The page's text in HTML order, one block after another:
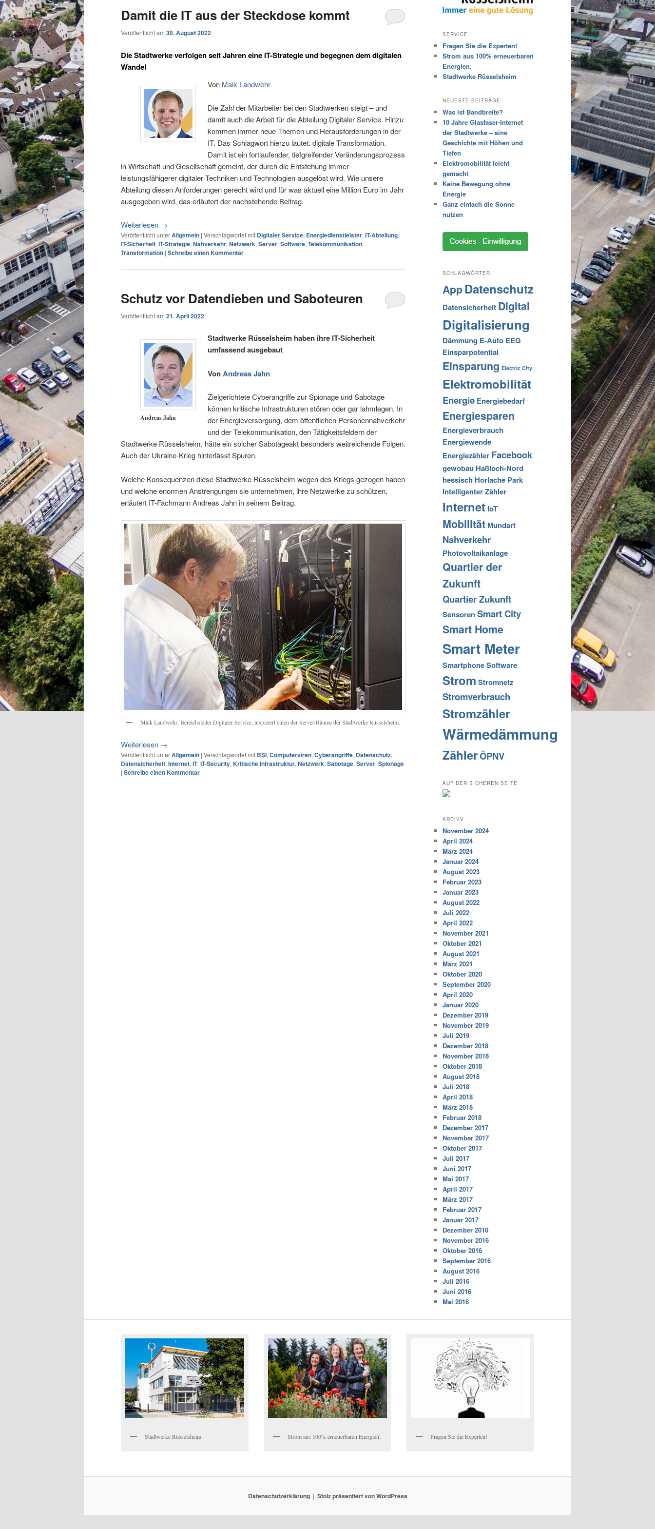
Damit die IT aus der Steckdose kommt
Veröffentlicht am 30. August 2022
Die Stadtwerke verfolgen seit Jahren eine IT-Strategie und begegnen dem digitalen
Wandel
Von Maik Landwehr
Die Zahl der Mitarbeiter bei den Stadtwerken steigt – und
damit auch die Arbeit für die Abteilung Digitaler Service. Hinzu
kommen immer neue Themen und Herausforderungen in der
IT. Das Schlagwort hierzu lautet: digitale Transformation.
Damit ist ein fortlaufender, tiefgreifender Veränderungsprozess
in Wirtschaft und Gesellschaft gemeint, der durch die Entstehung immer
leistungsfähigerer digitaler Techniken und Technologien ausgelöst wird. Wie unsere
Abteilung diesen Anforderungen gerecht wird und für was aktuell eine Million Euro im Jahr
ausgegeben wird, das erläutert der nachstehende Beitrag.
Weiterlesen →
Veröffentlicht unterAllgemein | Verschlagwortet mit Digitaler Service, Energiedienstleister,IT-Abteilung,
IT-Sicherheit,IT-Strategie,Nahverkehr,Netzwerk,Server,Software,Telekommunikation,
Transformation | Schreibe einen Kommentar
Schutz vor Datendieben und Saboteuren
Veröffentlicht am 21. April 2022
Andreas Jahn
Stadtwerke Rüsselsheim haben ihre IT-Sicherheit
umfassend ausgebaut
VonAndreas Jahn
Zielgerichtete Cyberangriffe zur Spionage und Sabotage
können kritische Infrastrukturen stören oder gar lahmlegen. In
der Energieversorgung, dem öffentlichen Personennahverkehr
und der Telekommunikation, den Tätigkeitsfeldern der
Stadtwerke Rüsselsheim, hätte ein solcher Sabotageakt besonders weitreichende Folgen.
Auch der Ukraine-Krieg hinterlässt Spuren.
Welche Konsequenzen diese Stadtwerke Rüsselsheim wegen des Kriegs gezogen haben
und welche enormen Anstrengungen sie unternehmen, ihre Netzwerke zu schützen,
erläutert IT-Fachmann Andreas Jahn in seinem Beitrag.
Maik Landwehr, Bereichsleiter Digitaler Service, inspiziert einen der Server-Räume der Stadtwerke Rüsselsheim.
Weiterlesen →
Veröffentlicht unterAllgemein | Verschlagwortet mit BSI, Computerviren, Cyberangriffe, Datenschutz,
Datensicherheit, Internet, IT, IT-Security, Kritische Infrastruktur, Netzwerk, Sabotage, Server, Spionage
| Schreibe einen Kommentar
SERVICE
Fragen Sie die Experten!
Strom aus 100% erneuerbaren
Energien.
Stadtwerke Rüsselsheim
NEUESTE BEITRÄGE
Was ist Bandbreite?
10 Jahre Glasfaser-Internet
der Stadtwerke – eine
Geschichte mit Höhen und
Tiefen
Elektromobilität leicht
gemacht
Keine Bewegung ohne
Energie
Ganz einfach die Sonne
nutzen
SCHLAGWÖRTER
AppDatenschutz
Datensicherheit Digital
Digitalisierung
Dämmung E-Auto EEG
Einsparpotential
Einsparung Electric City
Elektromobilität
Energie Energiebedarf
Energiesparen
Energieverbrauch
Energiewende
Energiezähler Facebook
gewobau Haßloch-Nord
hessisch Horlache Park
Intelligenter Zähler
Internet IoT
Mobilität Mundart
Nahverkehr
Photovoltaikanlage
Quartier der
Zukunft
Quartier Zukunft
SensorenSmart City
Smart Home
Smart Meter
SmartphoneSoftware
Strom Stromnetz
Stromverbrauch
Stromzähler
Wärmedämmung
ZählerÖPNV
AUF DER SICHEREN SEITE
ARCHIV
November 2024
April 2024
März 2024
Januar 2024
August 2023
Februar 2023
Januar 2023
August 2022
Juli 2022
April 2022
November 2021
Oktober 2021
August 2021
März 2021
Oktober 2020
September 2020
April 2020
Januar 2020
Dezember 2019
November 2019
Juli 2019
Dezember 2018
November 2018
Oktober 2018
August 2018
Juli 2018
April 2018
März 2018
Februar 2018
Dezember 2017
November 2017
Oktober 2017
Juli 2017
Juni 2017
Mai 2017
April 2017
März 2017
Februar 2017
Januar 2017
Dezember 2016
November 2016
Oktober 2016
September 2016
August 2016
Juli 2016
Juni 2016
Mai 2016
Stadtwerke Rüsselsheim Strom aus 100% erneuerbaren Energien. Fragen Sie die Experten!
Datenschutzerklärung Stolz präsentiert von WordPress